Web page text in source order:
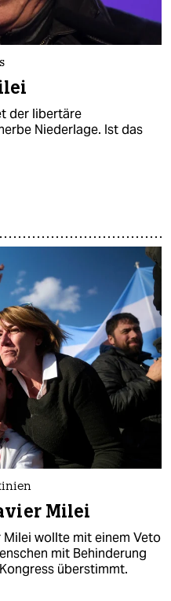
der libertäre
Niederlage. Ist das
Milei
wollte mit einem Veto
mit Behinderung
überstimmt.